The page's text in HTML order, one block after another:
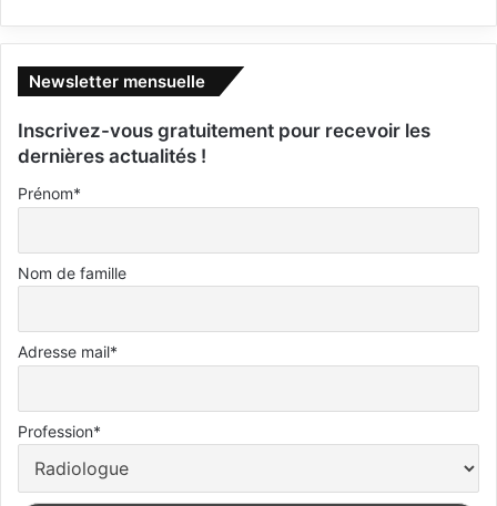
Newsletter mensuelle
Inscrivez-vous gratuitement pour recevoir les
dernières actualités !
Prénom*
Nom de famille
Adresse mail*
Profession*